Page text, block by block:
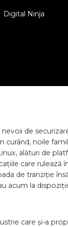
Digital Ninja
de
curând, noile
alături de
care
de tranziție
acum la
care și-a